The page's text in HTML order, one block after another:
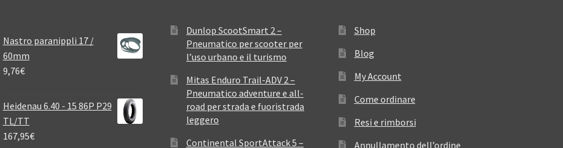
Nastro paranippli 17 /
60mm
9,76€
Heidenau 6.40 - 15 86P P29
TL/TT
167,95€
Dunlop ScootSmart 2 –
Pneumatico per scooter per
l’uso urbano e il turismo
Mitas Enduro Trail-ADV 2 –
Pneumatico adventure e all-
road per strada e fuoristrada
leggero
Continental SportAttack 5 –
Shop
Blog
My Account
Come ordinare
Resi e rimborsi
Annullamento dell’ordine